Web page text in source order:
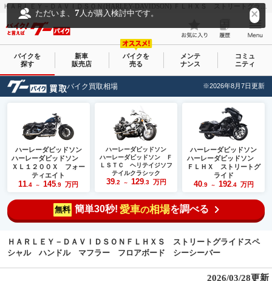
ＨＡＲＬＥＹ－ＤＡＶＩＤＳＯＮ(HARLEY-DAVIDSON) ＦＬＨＸＳ ストリートグライドスペシャル ハンドル マフラー フロアボード シーシーバー｜ＮＣ ｗｏｒｋｓ ＋（エヌシーワークスプラス）｜新車・中古バイクなら【グーバイク(GooBike)】
ただいま、7 人が購入検討中です。
バイクを
探す
新車
販売店
バイクを
売る
メンテ
ナンス
コミュ
ニティ
バイク買取相場 ※2026年8月7日更新
ハーレーダビッドソン
ハーレーダビッドソン
ＸＬ１２００Ｘ フォー
ティエイト
11 .4 ～ 145 .9 万円
ハーレーダビッドソン
ハーレーダビッドソン Ｆ
ＬＳＴＣ ヘリテイジソフ
テイルクラシック
39.2 ～ 129.3 万円
ハーレーダビッドソン
ハーレーダビッドソン
ＦＬＨＸ ストリートグ
ライド
40.9 ～ 192.4 万円
無料 簡単30秒! 愛車の相場を調べる
ＨＡＲＬＥＹ－ＤＡＶＩＤＳＯＮＦＬＨＸＳ ストリートグライドスペ
シャル ハンドル マフラー フロアボード シーシーバー
2026/03/28更新